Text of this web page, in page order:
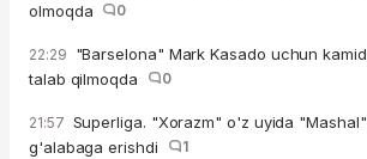
olmoqda
0
22:29 "Barselona" Mark Kasado uchun
talab qilmoqda
0
21:57 Superliga. "Xorazm" o'z uyida
g'alabaga erishdi
1